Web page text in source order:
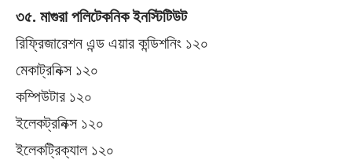
৩৫. মাগুরা পলিটেকনিক ইনস্টিটিউট
রিফ্রিজারেশন এন্ড এয়ার কন্ডিশনিং ১২০
মেকাট্রনিক্স ১২০
কম্পিউটার ১২০
ইলেকট্রনিক্স ১২০
ইলেকট্রিক্যাল ১২০